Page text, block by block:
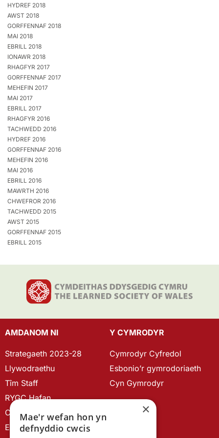
HYDREF 2018
AWST 2018
GORFFENNAF 2018
MAI 2018
EBRILL 2018
IONAWR 2018
RHAGFYR 2017
GORFFENNAF 2017
MEHEFIN 2017
MAI 2017
EBRILL 2017
RHAGFYR 2016
TACHWEDD 2016
HYDREF 2016
GORFFENNAF 2016
MEHEFIN 2016
MAI 2016
EBRILL 2016
MAWRTH 2016
CHWEFROR 2016
TACHWEDD 2015
AWST 2015
GORFFENNAF 2015
EBRILL 2015
AMDANOM NI
Strategaeth 2023-28
Llywodraethu
Tîm Staff
RYGC Hafan
Canllawiau brandio
Ein Hanes
Y CYMRODYR
Cymrodyr Cyfredol
Esbonio’r gymrodoriaeth
Cyn Gymrodyr
×
Mae'r wefan hon yn
defnyddio cwcis